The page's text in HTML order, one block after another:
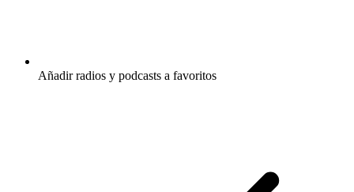
Añadir radios y podcasts a favoritos